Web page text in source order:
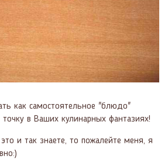
как самостоятельное "блюдо"
в Ваших кулинарных фантазиях!
и так знаете, то пожалейте меня, я